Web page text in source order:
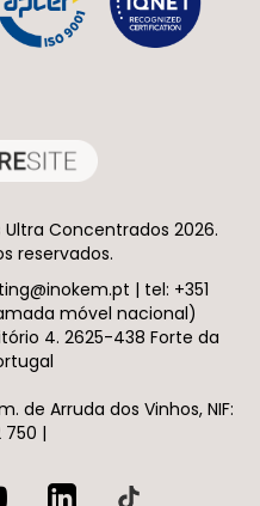
Concentrados 2026.
reservados.
| tel: +351
móvel nacional)
4. 2625-438 Forte da
de Arruda dos Vinhos, NIF:
750 |